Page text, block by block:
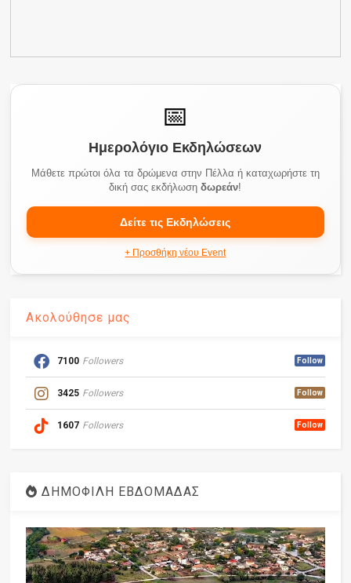
📅
Ημερολόγιο Εκδηλώσεων
Μάθετε πρώτοι όλα τα δρώμενα στην Πέλλα ή καταχωρήστε τη
δική σας εκδήλωσηδωρεάν!
Δείτε τις Εκδηλώσεις
+ Προσθήκη νέου Event
Ακολούθησε μας
7100 Followers Follow
3425 Followers Follow
1607 Followers Follow
ΔΗΜΟΦΙΛΗ ΕΒΔΟΜΑΔΑΣ